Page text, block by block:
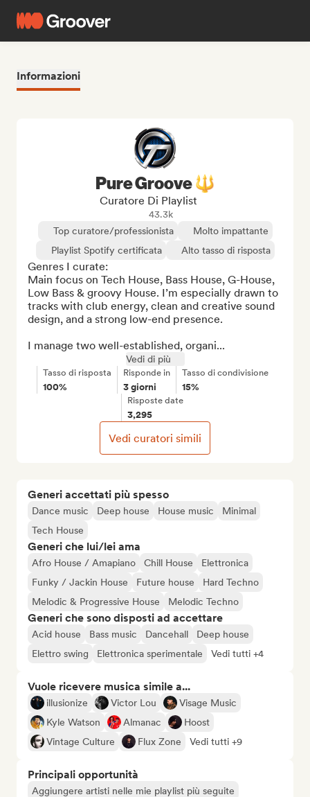
Informazioni
Generi accettati più spesso
Dance music Deep house House music
Minimal
Tech House
Generi che lui/lei ama
Afro House / Amapiano Chill House
Elettronica
Funky / Jackin House
Future house
Hard Techno
Melodic & Progressive House
Melodic Techno
Generi che sono disposti ad accettare
Acid house Bass music Dancehall
Deep house
Elettro swing
Elettronica sperimentale Vedi tutti +4
Vuole ricevere musica simile a...
illusionize Victor Lou
Visage Music
Kyle Watson
Almanac
Hoost
Vintage Culture
Flux Zone Vedi tutti +9
Principali opportunità
Aggiungere artisti nelle mie playlist più seguite
Pure Groove 🔱
Curatore Di Playlist
43.3k
Top curatore/professionista
Molto impattante
Playlist Spotify certificata
Alto tasso di risposta
Genres I curate:
Main focus on Tech House, Bass House, G-House,
Low Bass & groovy House. I’m especially drawn to
tracks with club energy, clean and creative sound
design, and a strong low-end presence.
I manage two well-established, organi...
Vedi di più
Tasso di risposta
100%
Risponde in
3 giorni
Tasso di condivisione
15%
Risposte date
3,295
Vedi curatori simili